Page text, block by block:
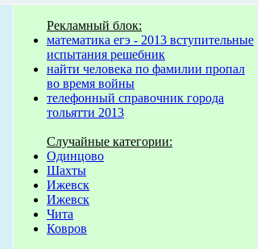
Рекламный блок:
математика егэ - 2013 вступительные
испытания решебник
найти человека по фамилии пропал
во время войны
телефонный справочник города
тольятти 2013
Случайные категории:
Одинцово
Шахты
Ижевск
Ижевск
Чита
Ковров